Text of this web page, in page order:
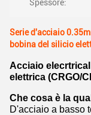
Spessore:
Serie d'acciaio
bobina del silicio
Acciaio
elettrica (CRGO/
Che cosa è la
D'acciaio a basso